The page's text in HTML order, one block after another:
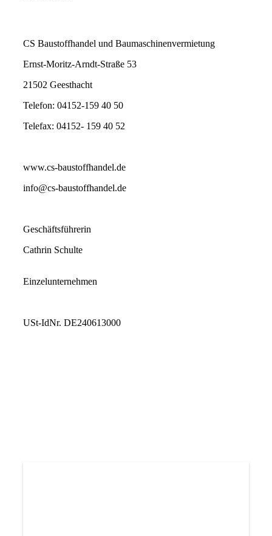
CS Baustoffhandel und Baumaschinenvermietung
Ernst-Moritz-Arndt-Straße 53
21502 Geesthacht
Telefon: 04152-159 40 50
Telefax: 04152- 159 40 52
www.cs-baustoffhandel.de
info@cs-baustoffhandel.de
Geschäftsführerin
Cathrin Schulte
Einzelunternehmen
USt-IdNr. DE240613000